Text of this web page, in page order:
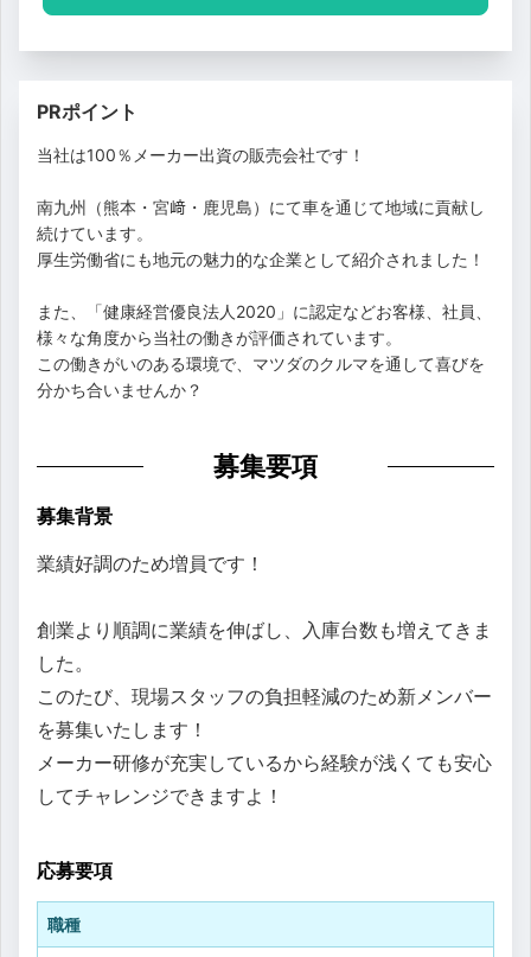
PRポイント
当社は100％メーカー出資の販売会社です！
南九州（熊本・宮﨑・鹿児島）にて車を通じて地域に貢献し
続けています。
厚生労働省にも地元の魅力的な企業として紹介されました！
また、「健康経営優良法人2020」に認定などお客様、社員、
様々な角度から当社の働きが評価されています。
この働きがいのある環境で、マツダのクルマを通して喜びを
分かち合いませんか？
募集要項
募集背景
業績好調のため増員です！
創業より順調に業績を伸ばし、入庫台数も増えてきま
した。
このたび、現場スタッフの負担軽減のため新メンバー
を募集いたします！
メーカー研修が充実しているから経験が浅くても安心
してチャレンジできますよ！
応募要項
職種